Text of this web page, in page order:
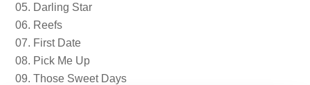
05. Darling Star
06. Reefs
07. First Date
08. Pick Me Up
09. Those Sweet Days